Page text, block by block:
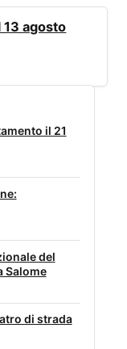
agosto
il 21
del
Salome
di strada